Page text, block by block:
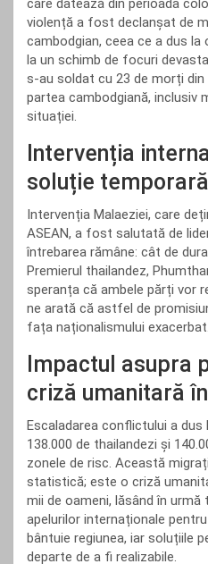
care datează din perioada
violență a fost declanșat de
cambodgian, ceea ce a dus
la un schimb de focuri
s-au soldat cu 23 de morți
partea cambodgiană, inclusiv
situației.
Intervenția
soluție
Intervenția Malaeziei, care
ASEAN, a fost salutată de
întrebarea rămâne: cât de
Premierul thailandez,
speranța că ambele părți vor
ne arată că astfel de
fața naționalismului exacerbat.
Impactul asupra
criză umanitară
Escaladarea conflictului a dus
138.000 de thailandezi și
zonele de risc. Această
statistică; este o criză
mii de oameni, lăsând în
apelurilor internaționale
bântuie regiunea, iar soluțiile
departe de a fi realizabile.